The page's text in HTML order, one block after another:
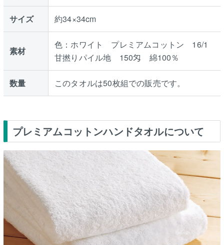
サイズ 約34×34cm
素材
色：ホワイト プレミアムコットン 16/1
甘撚りパイル地 150匁 綿100％
数量 このタオルは50枚組での販売です。
プレミアムコットンハンドタオルについて